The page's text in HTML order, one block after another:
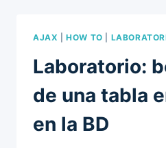
AJAX |HOW TO
Laboratorio:
de una tabla
en la BD